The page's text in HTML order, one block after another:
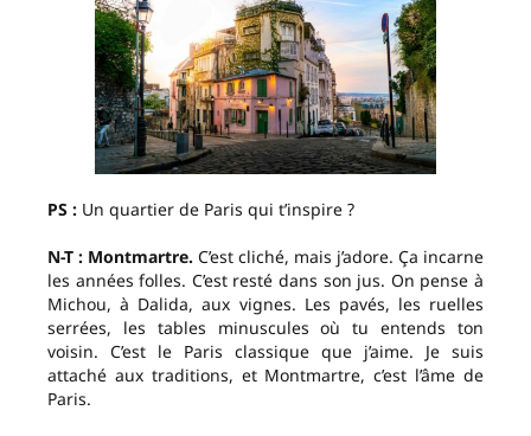
PS : Un quartier de Paris qui t’inspire ?
N-T : Montmartre. C’est cliché, mais j’adore. Ça incarne
les années folles. C’est resté dans son jus. On pense à
Michou, à Dalida, aux vignes. Les pavés, les ruelles
serrées, les tables minuscules où tu entends ton
voisin. C’est le Paris classique que j’aime. Je suis
attaché aux traditions, et Montmartre, c’est l’âme de
Paris.